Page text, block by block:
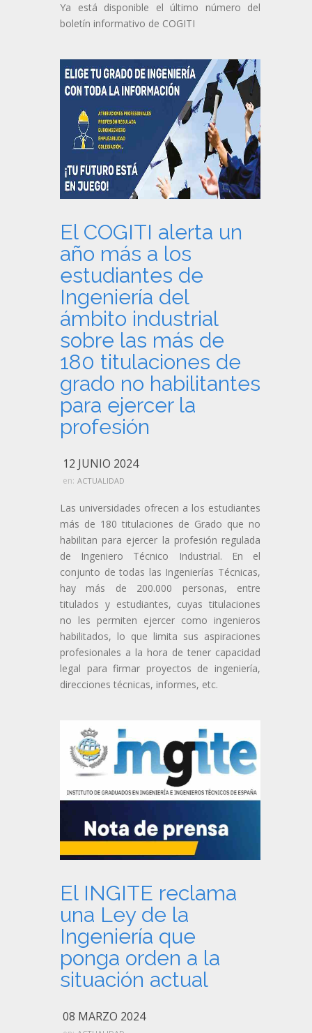
Ya está disponible el último número del
boletín informativo de COGITI
El COGITI alerta un
año más a los
estudiantes de
Ingeniería del
ámbito industrial
sobre las más de
180 titulaciones de
grado no habilitantes
para ejercer la
profesión
12 JUNIO 2024
en: ACTUALIDAD
Las universidades ofrecen a los estudiantes
más de 180 titulaciones de Grado que no
habilitan para ejercer la profesión regulada
de Ingeniero Técnico Industrial. En el
conjunto de todas las Ingenierías Técnicas,
hay más de 200.000 personas, entre
titulados y estudiantes, cuyas titulaciones
no les permiten ejercer como ingenieros
habilitados, lo que limita sus aspiraciones
profesionales a la hora de tener capacidad
legal para firmar proyectos de ingeniería,
direcciones técnicas, informes, etc.
El INGITE reclama
una Ley de la
Ingeniería que
ponga orden a la
situación actual
08 MARZO 2024